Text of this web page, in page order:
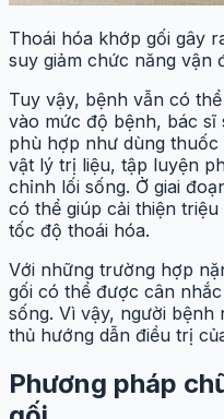
Thoái hóa khớp gối gây
suy giảm chức năng vận
Tuy vậy, bệnh vẫn có
vào mức độ bệnh, bác
phù hợp như dùng thuốc
vật lý trị liệu, tập luyện
chỉnh lối sống. Ở giai
có thể giúp cải thiện
tốc độ thoái hóa.
Với những trường hợp
gối có thể được cân
sống. Vì vậy, người bệnh
thủ hướng dẫn điều trị
Phương pháp